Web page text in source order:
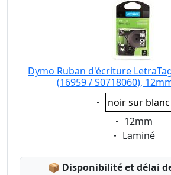
Dymo Ruban d'écriture
(16959 / S0718060),
Eigenschaft:
noir sur blanc
Eigenschaft:
12mm
Eigenschaft:
Laminé
📦 Lagerstatus:
Disponibilité et délai